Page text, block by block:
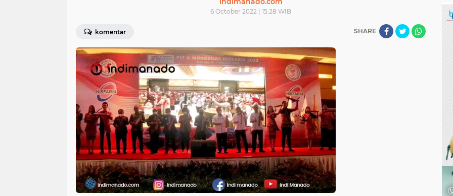
6 October 2022 | 15:28 WIB
komentar SHARE